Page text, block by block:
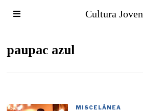
Cultura Joven
paupac azul
MISCELÁNEA